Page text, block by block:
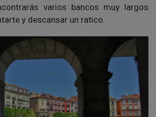
varios bancos muy largos
y descansar un ratico.